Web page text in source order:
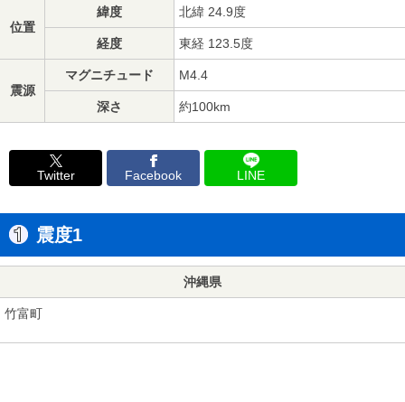
位置
緯度 北緯 24.9度
経度 東経 123.5度
震源
マグニチュード M4.4
深さ 約100km
Twitter Facebook LINE
震度1
沖縄県
竹富町